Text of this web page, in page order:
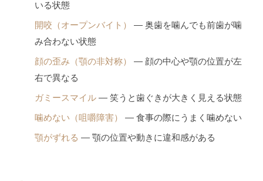
いる状態
開咬（オープンバイト）
— 奥歯を噛んでも前歯が噛
み合わない状態
顔の歪み（顎の非対称）
— 顔の中心や顎の位置が左
右で異なる
ガミースマイル — 笑うと歯ぐきが大きく見える状態
噛めない（咀嚼障害） — 食事の際にうまく噛めない
顎がずれる — 顎の位置や動きに違和感がある